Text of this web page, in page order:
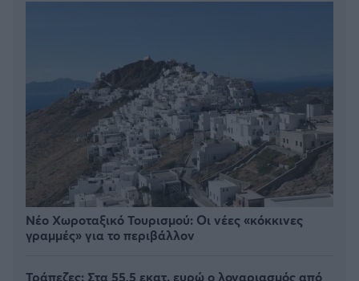
Νέο Χωροταξικό Τουρισμού: Οι νέες «κόκκινες
γραμμές» για το περιβάλλον
Τράπεζες: Στα 55,5 εκατ. ευρώ ο λογαριασμός από